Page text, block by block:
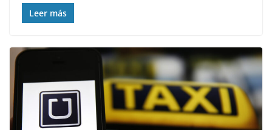
Leer más